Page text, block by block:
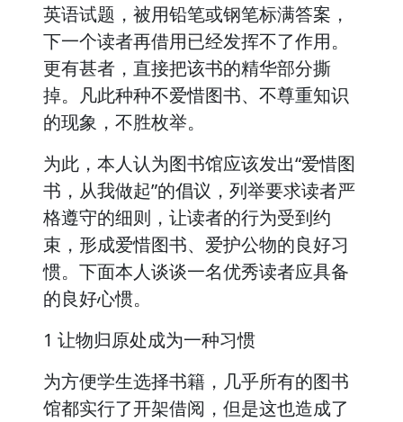
英语试题，被用铅笔或钢笔标满答案，
下一个读者再借用已经发挥不了作用。
更有甚者，直接把该书的精华部分撕
掉。凡此种种不爱惜图书、不尊重知识
的现象，不胜枚举。
为此，本人认为图书馆应该发出“爱惜图
书，从我做起”的倡议，列举要求读者严
格遵守的细则，让读者的行为受到约
束，形成爱惜图书、爱护公物的良好习
惯。下面本人谈谈一名优秀读者应具备
的良好心惯。
1 让物归原处成为一种习惯
为方便学生选择书籍，几乎所有的图书
馆都实行了开架借阅，但是这也造成了